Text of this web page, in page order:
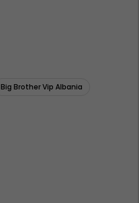
Big Brother Vip Albania